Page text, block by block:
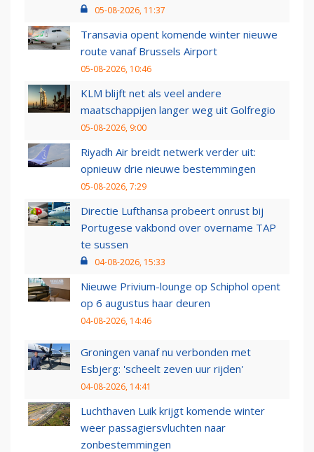
05-08-2026, 11:37
Transavia opent komende winter nieuwe
route vanaf Brussels Airport
05-08-2026, 10:46
KLM blijft net als veel andere
maatschappijen langer weg uit Golfregio
05-08-2026, 9:00
Riyadh Air breidt netwerk verder uit:
opnieuw drie nieuwe bestemmingen
05-08-2026, 7:29
Directie Lufthansa probeert onrust bij
Portugese vakbond over overname TAP
te sussen
04-08-2026, 15:33
Nieuwe Privium-lounge op Schiphol opent
op 6 augustus haar deuren
04-08-2026, 14:46
Groningen vanaf nu verbonden met
Esbjerg: 'scheelt zeven uur rijden'
04-08-2026, 14:41
Luchthaven Luik krijgt komende winter
weer passagiersvluchten naar
zonbestemmingen